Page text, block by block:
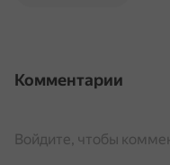
Комментарии
Войдите, чтобы